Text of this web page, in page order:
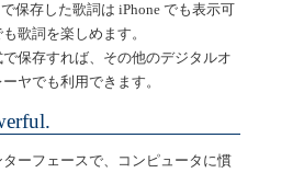
保存した歌詞は iPhone でも表示可
歌詞を楽しめます。
保存すれば、その他のデジタルオ
ヤでも利用できます。
ーフェースで、コンピュータに慣